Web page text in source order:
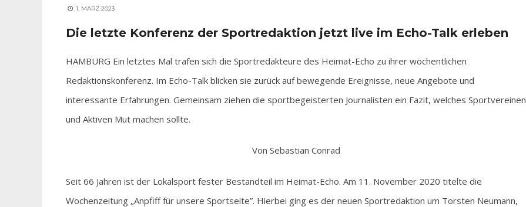
1. MÄRZ 2023
Die letzte Konferenz der Sportredaktion jetzt live im Echo-Talk erleben
HAMBURG Ein letztes Mal trafen sich die Sportredakteure des Heimat-Echo zu ihrer wöchentlichen
Redaktionskonferenz. Im Echo-Talk blicken sie zurück auf bewegende Ereignisse, neue Angebote und
interessante Erfahrungen. Gemeinsam ziehen die sportbegeisterten Journalisten ein Fazit, welches Sportvereinen
und Aktiven Mut machen sollte.
Von Sebastian Conrad
Seit 66 Jahren ist der Lokalsport fester Bestandteil im Heimat-Echo. Am 11. November 2020 titelte die
Wochenzeitung „Anpfiff für unsere Sportseite”. Hierbei ging es der neuen Sportredaktion um Torsten Neumann,